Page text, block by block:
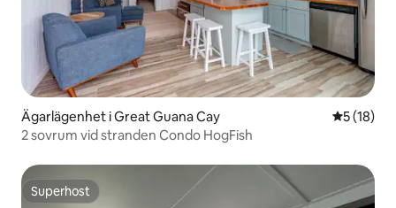
Ägarlägenhet i Great Guana Cay 5 av 5 i
5 (18)
2 sovrum vid stranden Condo HogFish
Superhost
Superhost